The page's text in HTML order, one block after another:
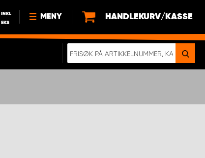
INKL
EKS
MENY
NYHETER
HANDLEKURV/KASSE